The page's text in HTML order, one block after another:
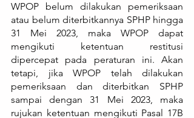
WPOP belum dilakukan pemeriksaan
atau belum diterbitkannya SPHP hingga
31 Mei 2023, maka WPOP dapat
mengikuti ketentuan restitusi
dipercepat pada peraturan ini. Akan
tetapi, jika WPOP telah dilakukan
pemeriksaan dan diterbitkan SPHP
sampai dengan 31 Mei 2023, maka
rujukan ketentuan mengikuti Pasal 17B